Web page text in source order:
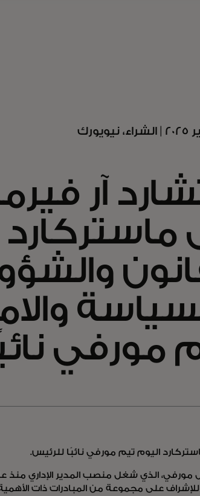
آر
مورفي
اليوم تيم مورفي نائبًا للرئيس.
على مجموعة من المبادرات ذات